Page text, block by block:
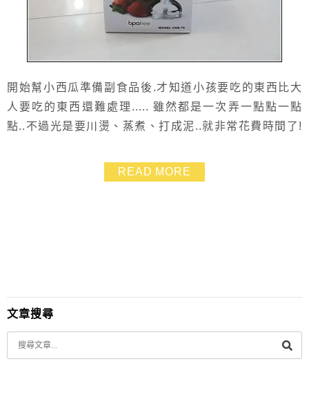
開始幫小西瓜準備副食品後.才知道小孩要吃的東西比大
人要吃的東西還難處理..... 雖然都是一次弄一點點一點
點..不過光是要川燙、蒸煮、打成泥..就非常花費時間了!
切都ok! 不過打成泥這個步驟用果汁機就是不好用... 燙好
或是蒸好的食物放到果汁機去打.也不一定打的綿密.然後
READ MORE
文章搜尋